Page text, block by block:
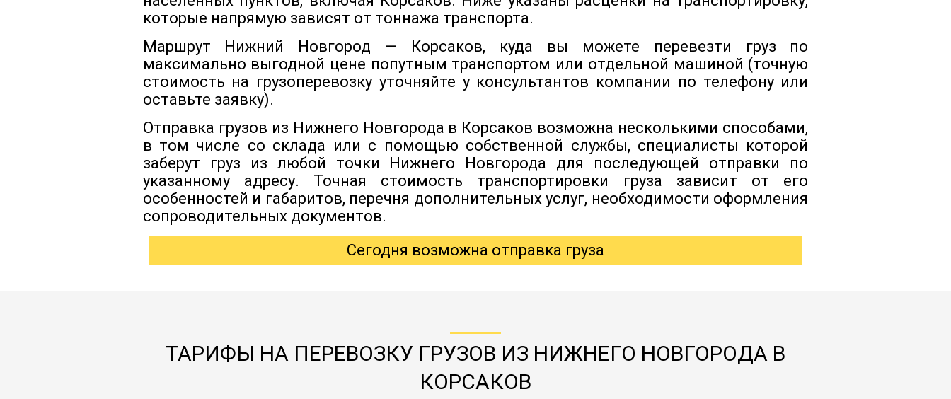
Документы
Контакты
которые напрямую зависят от тоннажа транспорта.
Маршрут Нижний Новгород — Корсаков, куда вы можете перевезти груз по
максимально выгодной цене попутным транспортом или отдельной машиной (точную
стоимость на грузоперевозку уточняйте у консультантов компании по телефону или
оставьте заявку).
Отправка грузов из Нижнего Новгорода в Корсаков возможна несколькими способами,
в том числе со склада или с помощью собственной службы, специалисты которой
заберут груз из любой точки Нижнего Новгорода для последующей отправки по
указанному адресу. Точная стоимость транспортировки груза зависит от его
особенностей и габаритов, перечня дополнительных услуг, необходимости оформления
сопроводительных документов.
Сегодня возможна отправка груза
ТАРИФЫ НА ПЕРЕВОЗКУ ГРУЗОВ ИЗ НИЖНЕГО НОВГОРОДА В
КОРСАКОВ